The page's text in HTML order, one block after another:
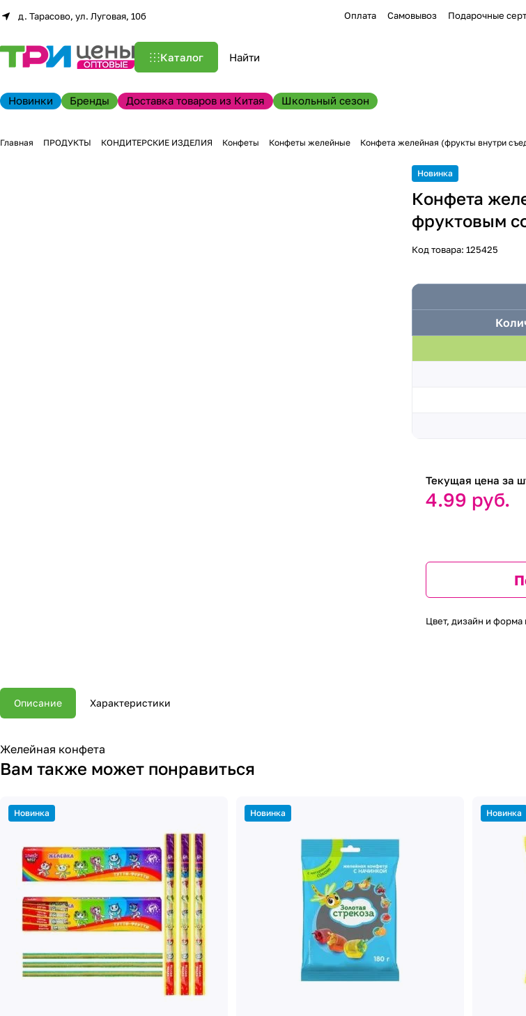
д. Тарасово, ул. Луговая, 10б Оплата Самовывоз Подарочные
Каталог
Новинки Бренды Доставка товаров из Китая Школьный сезон
Главная ПРОДУКТЫ КОНДИТЕРСКИЕ ИЗДЕЛИЯ Конфеты Конфеты желейные Конфета желейная (фрукты внутри
Новинка
Конфета
фруктовым
Код товара:125425
Текущая цена за
4.99 руб.
Цвет, дизайн и форма
Описание Характеристики
Желейная конфета
Вам также может понравиться
Новинка Новинка Новинка